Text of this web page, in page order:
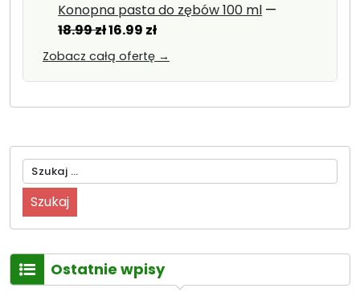
Konopna pasta do zębów 100 ml —
18.99złPierwotna
cena
16.99 złAktualna
Zobacz całą ofertę →
Szukaj:
Ostatnie wpisy